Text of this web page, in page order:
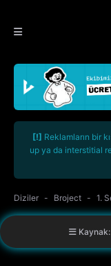
[!] Reklamların bir
up ya da interstitial
Diziler Broject 1.
Kaynak: